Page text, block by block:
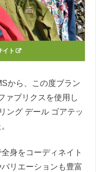
イト
から、この度ブラン
ァブリクスを使用し
ング デール ゴアテッ
身をコーディネイト
リエーションも豊富